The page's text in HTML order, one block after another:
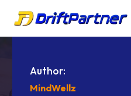
Author:
MindWellz